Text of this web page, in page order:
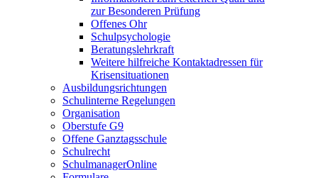
zur Besonderen Prüfung
Offenes Ohr
Schulpsychologie
Beratungslehrkraft
Weitere hilfreiche Kontaktadressen für
Krisensituationen
Ausbildungsrichtungen
Schulinterne Regelungen
Organisation
Oberstufe G9
Offene Ganztagsschule
Schulrecht
SchulmanagerOnline